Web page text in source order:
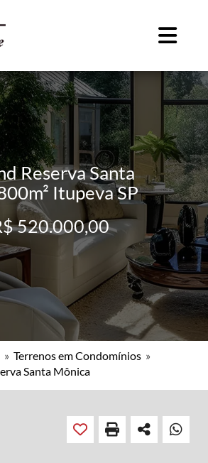
Reserva Santa
Itupeva SP
520.000,00
» Terrenos em Condomínios »
Santa Mônica